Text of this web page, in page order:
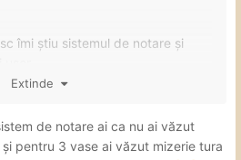
îmi știu sistemul de notare și
Extinde
de notare ai ca nu ai văzut
pentru 3 vase ai văzut mizerie tura